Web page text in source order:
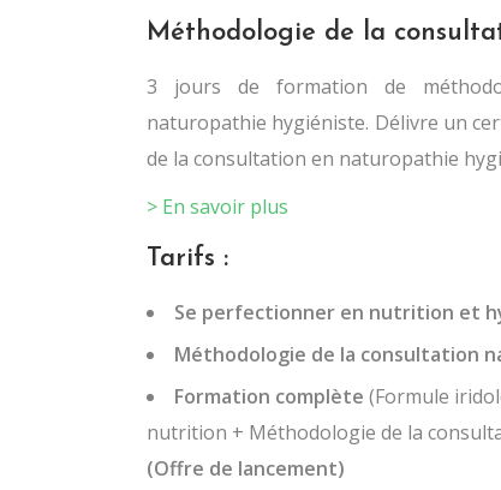
Méthodologie de la
3 jours de formation de
naturopathie hygiéniste. Délivre un
de la consultation en naturopathie
> En savoir plus
Tarifs :
Se perfectionner en nutrition et
Méthodologie de la consultation
Formation complète (Formule
nutrition + Méthodologie de la
(Offre de lancement)